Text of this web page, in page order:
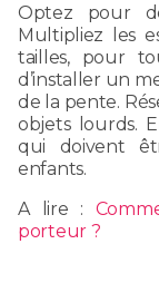
Optez pour
Multipliez les
tailles, pour
d’installer un
de la pente.
objets lourds.
qui doivent
enfants.
A lire :
porteur ?